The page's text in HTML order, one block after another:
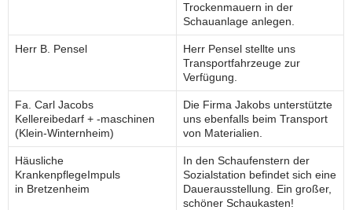
Trockenmauern in der
Schauanlage anlegen.
Herr B. Pensel
Herr Pensel stellte uns
Transportfahrzeuge zur
Verfügung.
Fa. Carl Jacobs
Kellereibedarf + -maschinen
(Klein-Winternheim)
Die Firma Jakobs unterstützte
uns ebenfalls beim Transport
von Materialien.
Häusliche
KrankenpflegeImpuls
in Bretzenheim
In den Schaufenstern der
Sozialstation befindet sich eine
Dauerausstellung. Ein großer,
schöner Schaukasten!